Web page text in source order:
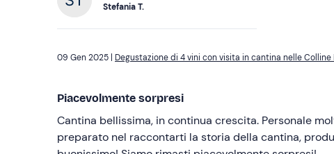
Stefania T.
Degustazione di 4 vini con visita in cantina nelle Colline
Piacevolmente sorpresi
Cantina bellissima, in continua crescita. Personale molto accogliente e
preparato nel raccontarti la storia della cantina,